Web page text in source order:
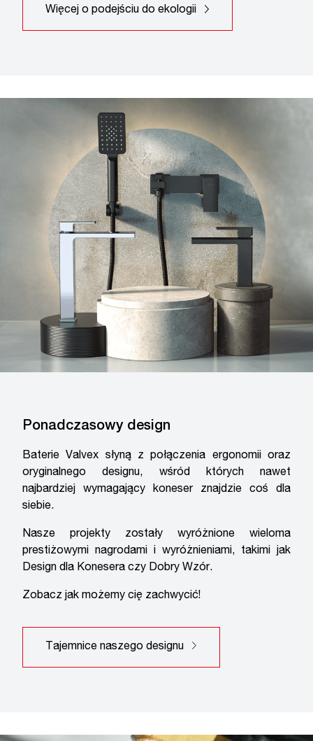
Więcej o podejściu do ekologii
Ponadczasowy design
Baterie Valvex słyną z połączenia ergonomii oraz
oryginalnego designu, wśród których nawet
najbardziej wymagający koneser znajdzie coś dla
siebie.
Nasze projekty zostały wyróżnione wieloma
prestiżowymi nagrodami i wyróżnieniami, takimi jak
Design dla Konesera czy Dobry Wzór.
Zobacz jak możemy cię zachwycić!
Tajemnice naszego designu